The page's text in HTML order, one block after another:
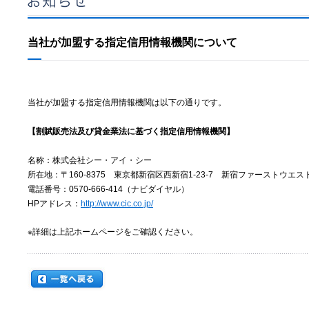
当社が加盟する指定信用情報機関について
当社が加盟する指定信用情報機関は以下の通りです。
【割賦販売法及び貸金業法に基づく指定信用情報機関】
名称：株式会社シー・アイ・シー
所在地：〒160-8375 東京都新宿区西新宿1-23-7 新宿ファーストウエス
電話番号：0570-666-414（ナビダイヤル）
HPアドレス： http://www.cic.co.jp/
※詳細は上記ホームページをご確認ください。